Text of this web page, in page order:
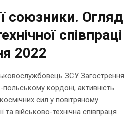
союзники. Огляд
співпраці
2022
ЗСУ Загострення
польському кордоні, активність
сил у повітряному
військово-технічна співпраця